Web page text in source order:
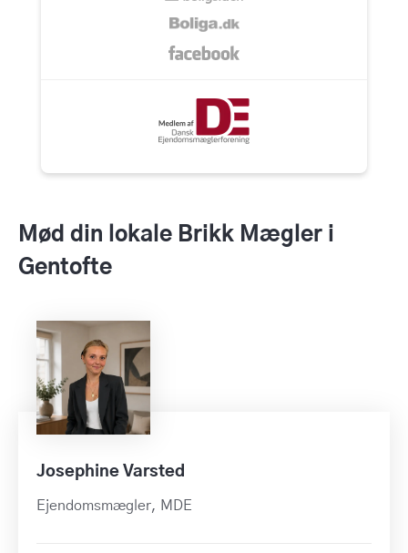
Mød din lokale Brikk Mægler i
Gentofte
Josephine Varsted
Ejendomsmægler, MDE